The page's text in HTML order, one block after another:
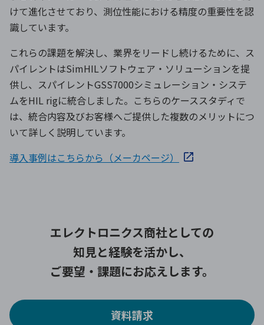
けて進化させており、測位性能における精度の重要性を認
識しています。
これらの課題を解決し、業界をリードし続けるために、ス
パイレントはSimHILソフトウェア・ソリューションを提
供し、スパイレントGSS7000シミュレーション・システ
ムをHIL rigに統合しました。こちらのケーススタディで
は、統合内容及びお客様へご提供した複数のメリットにつ
いて詳しく説明しています。
導入事例はこちらから（メーカページ）
エレクトロニクス商社としての
知見と経験を活かし、
ご要望・課題にお応えします。
資料請求